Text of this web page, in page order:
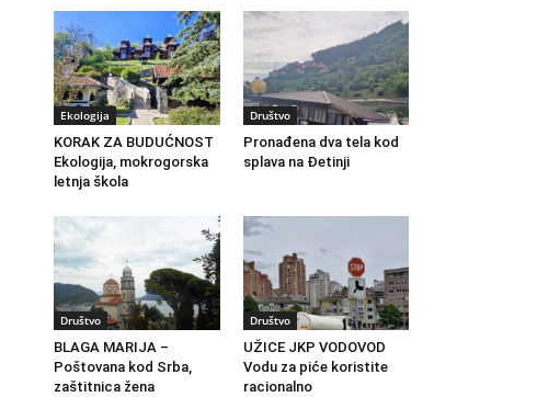
Ekologija
KORAK ZA BUDUĆNOST
Ekologija, mokrogorska
letnja škola
Društvo
Pronađena dva tela kod
splava na Đetinji
Društvo
BLAGA MARIJA –
Poštovana kod Srba,
zaštitnica žena
Društvo
UŽICE JKP VODOVOD
Vodu za piće koristite
racionalno